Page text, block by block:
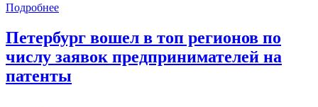
Подробнее
Петербург вошел в топ регионов по
числу заявок предпринимателей на
патенты